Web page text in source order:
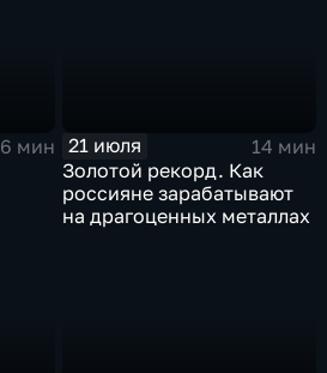
6 мин
21 июля
14 мин
Золотой рекорд. Как
россияне зарабатывают
на драгоценных металлах